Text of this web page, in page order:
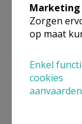
06/10
07/10
19.00
Marketing
Zorgen
op maat
Enkel
cookies
aanvaarden